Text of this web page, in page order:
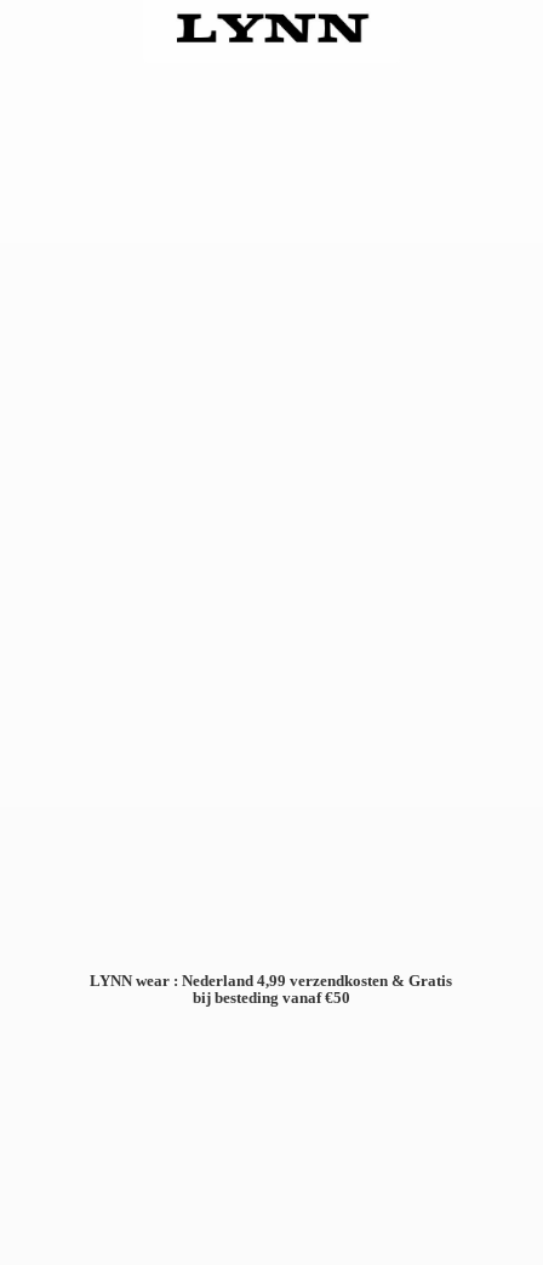
LYNN wear : Nederland 4,99 verzendkosten & Gratis
bij besteding vanaf €50